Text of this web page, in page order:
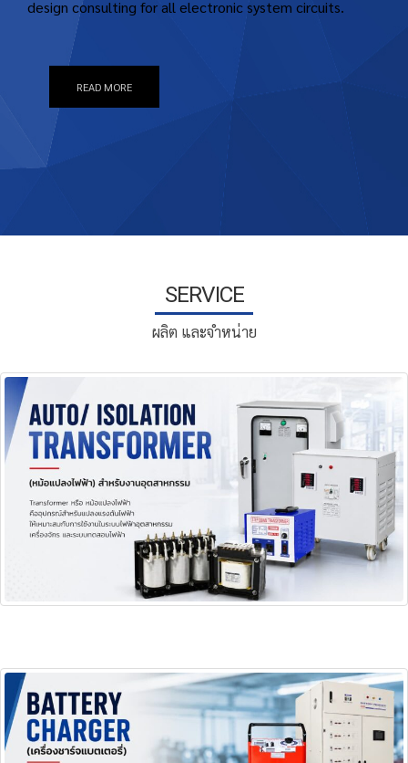
design consulting for all electronic system circuits.
READ MORE
SERVICE
ผลิต และจำหน่าย